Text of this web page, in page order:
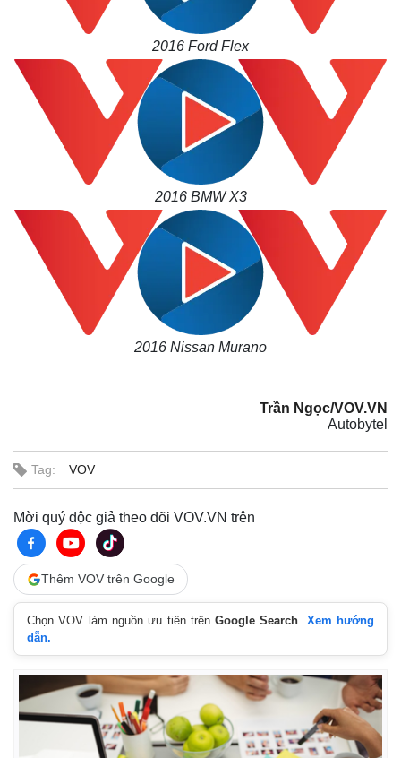
Kinh tế
Bất động sản
Khởi nghiệp
Thị trường
Tiêu dùng
Tỷ giá
Chứng khoán
Giá cà phê
2016 Ford Flex
2016 BMW X3
2016 Nissan Murano
Trần Ngọc/VOV.VN
Autobytel
Tag: VOV
Mời quý độc giả theo dõi VOV.VN trên
Thêm VOV trên Google
Chọn VOV làm nguồn ưu tiên trênGoogle Search. Xem hướng
dẫn.